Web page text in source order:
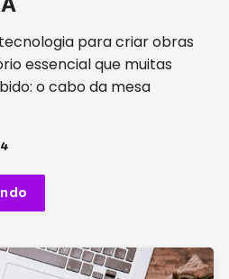
para criar obras
essencial que muitas
o cabo da mesa